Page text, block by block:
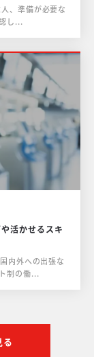
、準備が必要な
し...
活かせるスキ
内外への出張な
制の働...